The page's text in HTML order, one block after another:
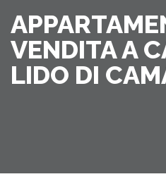
VENDITA A
LIDO DI